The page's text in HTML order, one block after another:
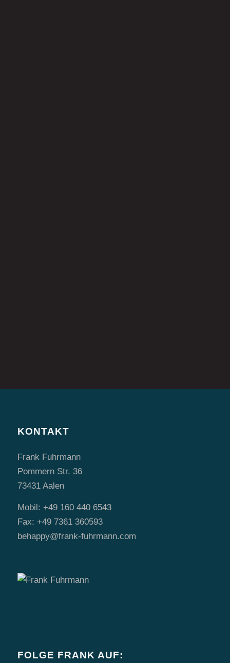
KONTAKT
Frank Fuhrmann
Pommern Str. 36
73431 Aalen
Mobil: +49 160 440 6543
Fax: +49 7361 360593
behappy@frank-fuhrmann.com
FOLGE FRANK AUF: